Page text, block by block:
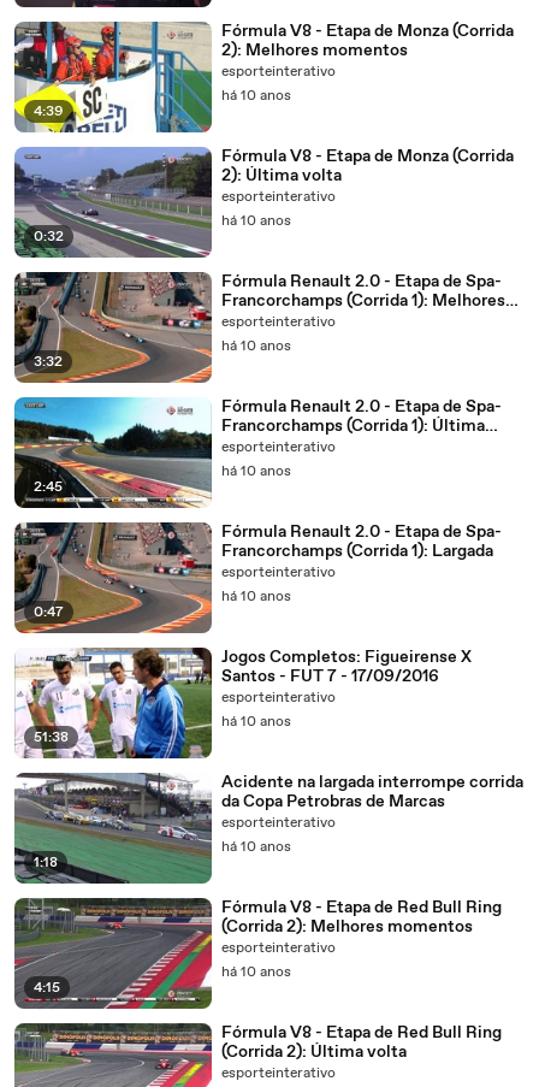
4:39
Fórmula V8 - Etapa de Monza (Corrida
2): Melhores momentos
esporteinterativo
há 10 anos
0:32
Fórmula V8 - Etapa de Monza (Corrida
2): Última volta
esporteinterativo
há 10 anos
3:32
Fórmula Renault 2.0 - Etapa de Spa-
Francorchamps (Corrida 1): Melhores
momentos
esporteinterativo
há 10 anos
2:45
Fórmula Renault 2.0 - Etapa de Spa-
Francorchamps (Corrida 1): Última
volta
esporteinterativo
há 10 anos
0:47
Fórmula Renault 2.0 - Etapa de Spa-
Francorchamps (Corrida 1): Largada
esporteinterativo
há 10 anos
51:38
Jogos Completos: Figueirense X
Santos - FUT 7 - 17/09/2016
esporteinterativo
há 10 anos
1:18
Acidente na largada interrompe corrida
da Copa Petrobras de Marcas
esporteinterativo
há 10 anos
4:15
Fórmula V8 - Etapa de Red Bull Ring
(Corrida 2): Melhores momentos
esporteinterativo
há 10 anos
Fórmula V8 - Etapa de Red Bull Ring
(Corrida 2): Última volta
esporteinterativo